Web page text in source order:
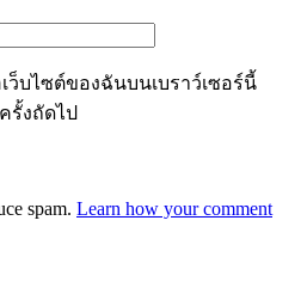
ว็บไซต์ของฉันบนเบราว์เซอร์นี้
รั้งถัดไป
spam. Learn how your comment